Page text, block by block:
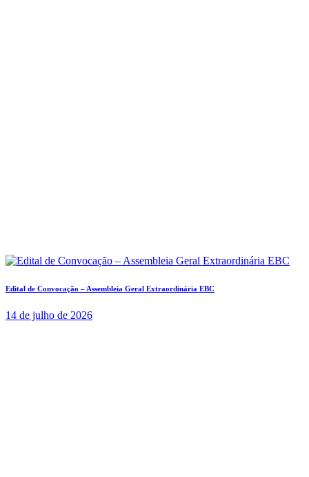
Edital de Convocação – Assembleia Geral Extraordinária EBC
14 de julho de 2026